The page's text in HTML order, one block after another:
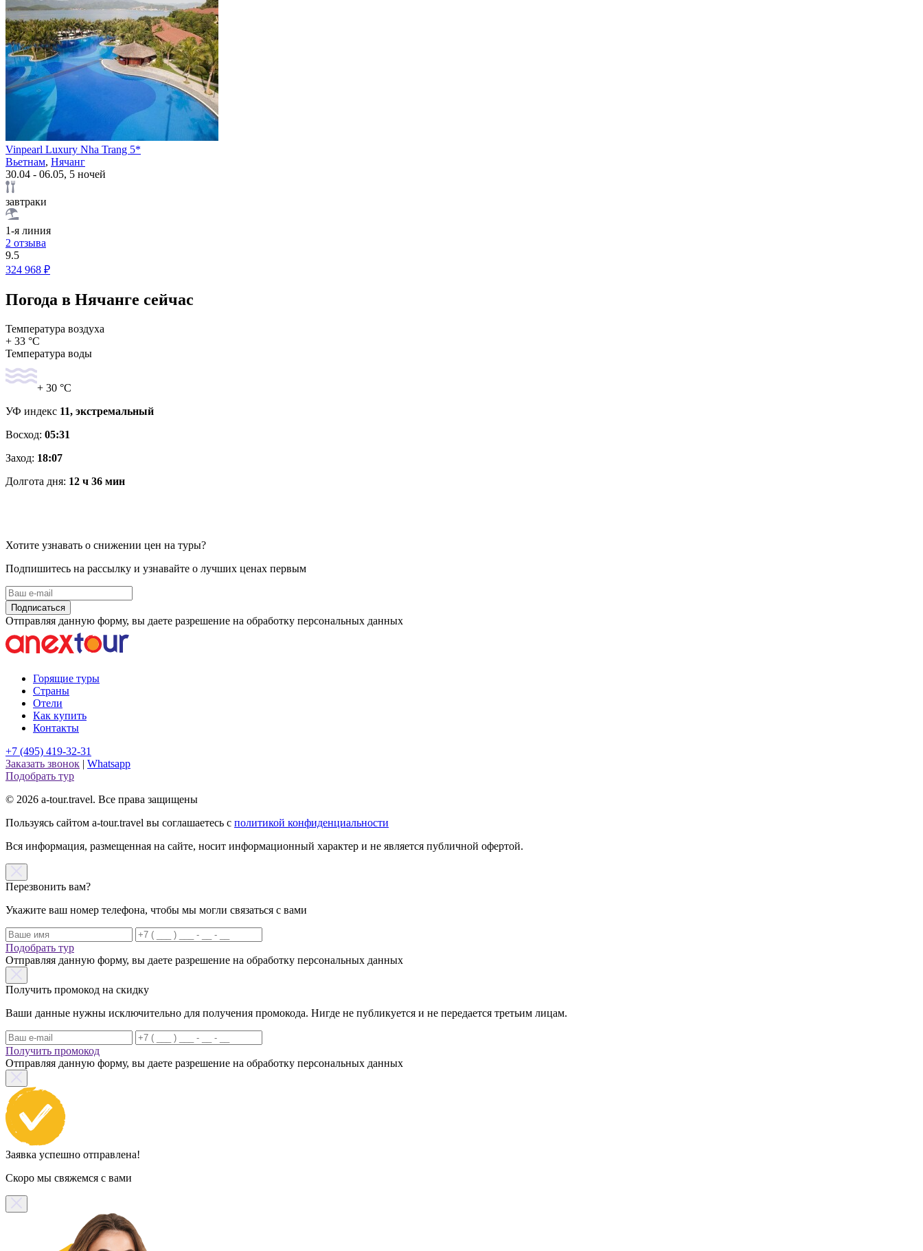
Vinpearl Luxury Nha Trang 5*
Вьетнам, Нячанг
30.04 - 06.05, 5 ночей
завтраки
1-я линия
2 отзыва
9.5
324 968 ₽
Погода в Нячанге сейчас
Температура воздуха
+ 33 °C
Температура воды
+ 30 °C
УФ индекс 11, экстремальный
Восход: 05:31
Заход: 18:07
Долгота дня: 12 ч 36 мин
Хотите узнавать о снижении цен на туры?
Подпишитесь на рассылку и узнавайте о лучших ценах первым
Подписаться
Отправляя данную форму, вы даете разрешение на обработку персональных данных
Горящие туры
Страны
Отели
Как купить
Контакты
+7 (495) 419-32-31
Заказать звонок | Whatsapp
Подобрать тур
© 2026 a-tour.travel. Все права защищены
Пользуясь сайтом a-tour.travel вы соглашаетесь с политикой конфиденциальности
Вся информация, размещенная на сайте, носит информационный характер и не является публичной офертой.
Перезвонить вам?
Укажите ваш номер телефона, чтобы мы могли связаться с вами
Подобрать тур
Отправляя данную форму, вы даете разрешение на обработку персональных данных
Получить промокод на скидку
Ваши данные нужны исключительно для получения промокода. Нигде не публикуется и не передается третьим лицам.
Получить промокод
Отправляя данную форму, вы даете разрешение на обработку персональных данных
Заявка успешно отправлена!
Скоро мы свяжемся с вами